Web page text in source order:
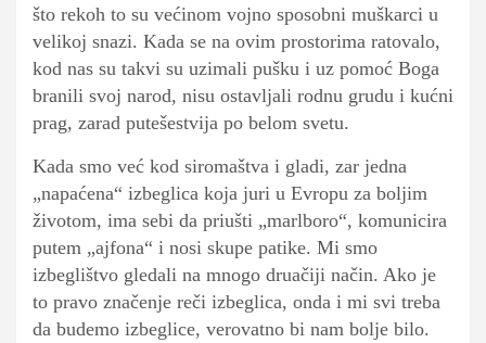
što rekoh to su većinom vojno sposobni muškarci u
velikoj snazi. Kada se na ovim prostorima ratovalo,
kod nas su takvi su uzimali pušku i uz pomoć Boga
branili svoj narod, nisu ostavljali rodnu grudu i kućni
prag, zarad putešestvija po belom svetu.
Kada smo već kod siromaštva i gladi, zar jedna
„napaćena“ izbeglica koja juri u Evropu za boljim
životom, ima sebi da priušti „marlboro“, komunicira
putem „ajfona“ i nosi skupe patike. Mi smo
izbeglištvo gledali na mnogo druačiji način. Ako je
to pravo značenje reči izbeglica, onda i mi svi treba
da budemo izbeglice, verovatno bi nam bolje bilo.